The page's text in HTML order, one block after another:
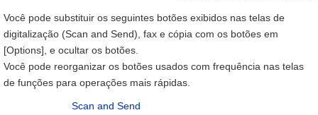
Você pode substituir os seguintes botões exibidos nas telas de
digitalização (Scan and Send), fax e cópia com os botões em
[Options], e ocultar os botões.
Você pode reorganizar os botões usados com frequência nas telas
de funções para operações mais rápidas.
Scan and Send